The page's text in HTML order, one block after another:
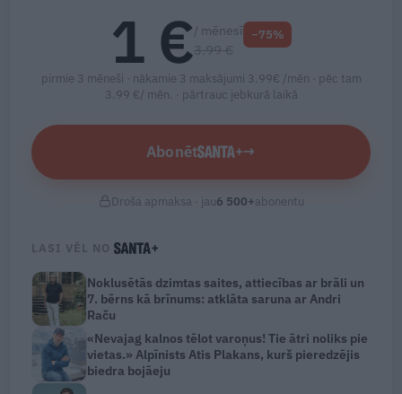
1 €/ mēnesī −75%
pirmie 3 mēneši · nākamie 3 maksājumi 3.99€ /mēn · pēc tam
3.99 €/ mēn. · pārtrauc jebkurā laikā
Abonēt →
Droša apmaksa · jau6 500+abonentu
LASI VĒL NO
Noklusētās dzimtas saites, attiecības ar brāli un
7. bērns kā brīnums: atklāta saruna ar Andri
Raču
«Nevajag kalnos tēlot varoņus! Tie ātri noliks pie
vietas.» Alpīnists Atis Plakans, kurš pieredzējis
biedra bojāeju